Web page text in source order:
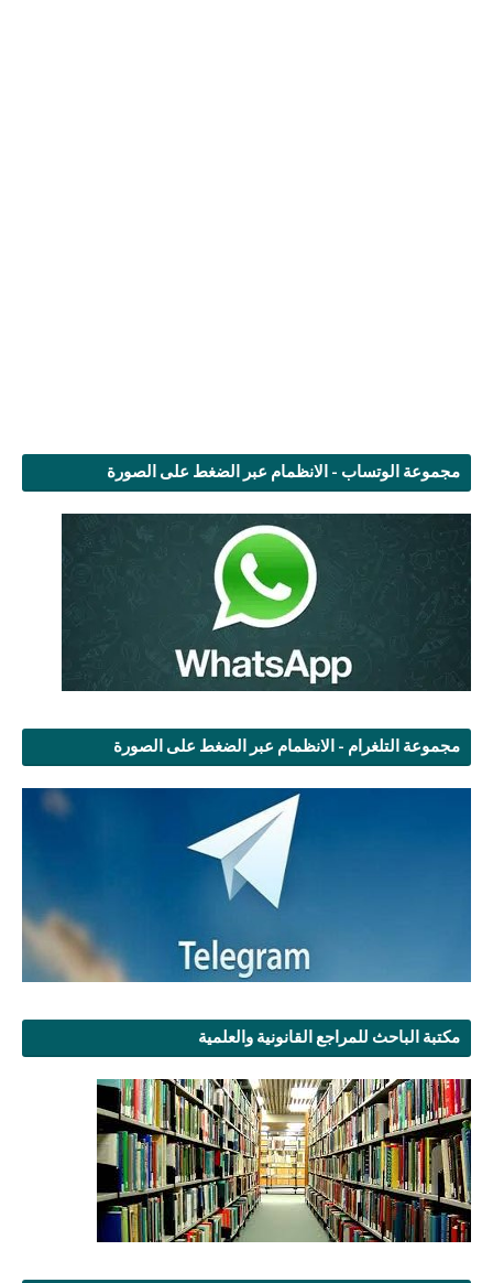
مجموعة الوتساب - الانظمام عبر الضغط على الصورة
مجموعة التلغرام - الانظمام عبر الضغط على الصورة
مكتبة الباحث للمراجع القانونية والعلمية